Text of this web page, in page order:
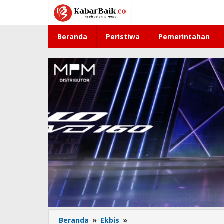
konten
Beranda Peristiwa Pemerintahan
Beranda » Ekbis »